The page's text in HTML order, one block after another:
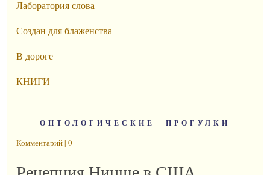
Лаборатория слова
Создан для блаженства
В дороге
КНИГИ
ОНТОЛОГИЧЕСКИЕ ПРОГУЛКИ
Комментарий | 0